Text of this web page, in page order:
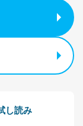
クセス・利
し読み